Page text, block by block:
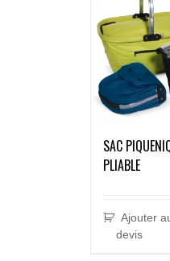
SAC
PLIABLE
Ajouter
devis